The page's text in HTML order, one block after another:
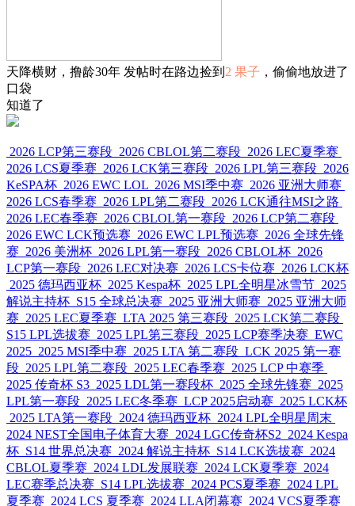
天降横财，撸龄30年 发帖时在路边捡到 2 果子 ，偷偷地放进了
口袋
知道了
2026 LCP第三赛段 2026 CBLOL第二赛段 2026 LEC夏季赛
2026 LCS夏季赛 2026 LCK第三赛段 2026 LPL第三赛段 2026
KeSPA杯 2026 EWC LOL 2026 MSI季中赛 2026 亚洲大师赛
2026 LCS春季赛 2026 LPL第二赛段 2026 LCK通往MSI之路
2026 LEC春季赛 2026 CBLOL第一赛段 2026 LCP第二赛段
2026 EWC LCK预选赛 2026 EWC LPL预选赛 2026 全球先锋
赛 2026 美洲杯 2026 LPL第一赛段 2026 CBLOL杯 2026
LCP第一赛段 2026 LEC对决赛 2026 LCS卡位赛 2026 LCK杯
2025 德玛西亚杯 2025 Kespa杯 2025 LPL全明星冰雪节 2025
解说主持杯 S15 全球总决赛 2025 亚洲大师赛 2025 亚洲大师
赛 2025 LEC夏季赛 LTA 2025 第三赛段 2025 LCK第二赛段
S15 LPL选拔赛 2025 LPL第三赛段 2025 LCP赛季决赛 EWC
2025 2025 MSI季中赛 2025 LTA 第二赛段 LCK 2025 第一赛
段 2025 LPL第二赛段 2025 LEC春季赛 2025 LCP 中赛季
2025 传奇杯 S3 2025 LDL第一赛段杯 2025 全球先锋赛 2025
LPL第一赛段 2025 LEC冬季赛 LCP 2025启动赛 2025 LCK杯
2025 LTA第一赛段 2024 德玛西亚杯 2024 LPL全明星周末
2024 NEST全国电子体育大赛 2024 LGC传奇杯S2 2024 Kespa
杯 S14 世界总决赛 2024 解说主持杯 S14 LCK选拔赛 2024
CBLOL夏季赛 2024 LDL发展联赛 2024 LCK夏季赛 2024
LEC赛季总决赛 S14 LPL选拔赛 2024 PCS夏季赛 2024 LPL
夏季赛 2024 LCS 夏季赛 2024 LLA闭幕赛 2024 VCS夏季赛